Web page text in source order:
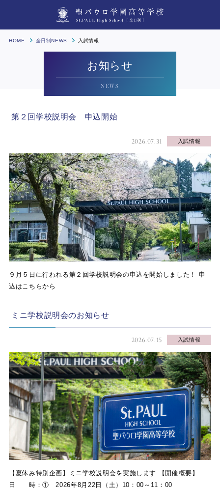
HOME 全日制NEWS 入試情報
お知らせ
NEWS
第２回学校説明会 申込開始
2026.07.31 入試情報
９月５日に行われる第２回学校説明会の申込を開始しました！ 申
込はこちらから
ミニ学校説明会のお知らせ
2026.07.15 入試情報
【夏休み特別企画】ミニ学校説明会を実施します 【開催概要】
日 時：① 2026年8月22日（土）10：00～11：00